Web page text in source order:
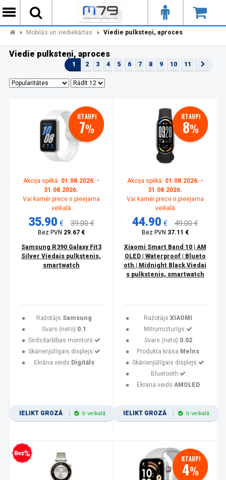
Mobilās un viediekārtas Viedie pulksteņi, aproces
Viedie pulksteņi, aproces
1 2 3 4 5 6 7 8 9 10 11
IETAUPI
7%
Akcija spēkā: 01.08.2026. -
31.08.2026.
Vai kamēr prece ir pieejama
veikalā
35.90 € 39.00 €
Bez PVN 29.67 €
Samsung R390 Galaxy Fit3
Silver Viedais pulkstenis,
smartwatch
Ražotājs:Samsung
Svars (neto):0.1
Sirdsdarbības monitors:
Skārienjūtīgais displejs:
Ekrāna veids: Digitāls
IELIKT GROZĀ Ir veikalā
IETAUPI
8%
Akcija spēkā: 01.08.2026. -
31.08.2026.
Vai kamēr prece ir pieejama
veikalā
44.90 € 49.00 €
Bez PVN 37.11 €
Xiaomi Smart Band 10 | AM
OLED | Waterproof | Blueto
oth | Midnight Black Viedai
s pulkstenis, smartwatch
Ražotājs:XIAOMI
Mitrumizturīgs:
Svars (neto):0.02
Produkta krāsa: Melns
Skārienjūtīgais displejs:
Bluetooth:
Ekrāna veids:AMOLED
IELIKT GROZĀ Ir veikalā
kredīts IETAUPI
4%